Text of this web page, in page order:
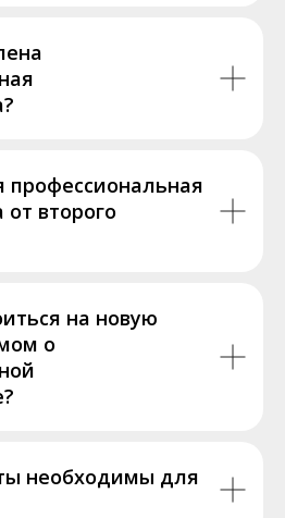
профессиональная
от второго
на новую
о
необходимы для